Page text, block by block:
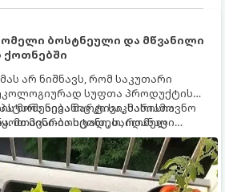
ბოსტნეული და მწვანილი
ქოთნებში
არ ნიშნავს, რომ საკუთარი
სუფთა პროდუქტის
აივანიც კი საკმარისია
მინი-ბოსტანი, საიდანაც
არომატულ მწვანილსა და
მოშენება მარტივი, სასიამოვნო
მთავარია იცოდეთ, რომელი
ქოთნის პირობებს ყველაზე კარგად
სწორად.